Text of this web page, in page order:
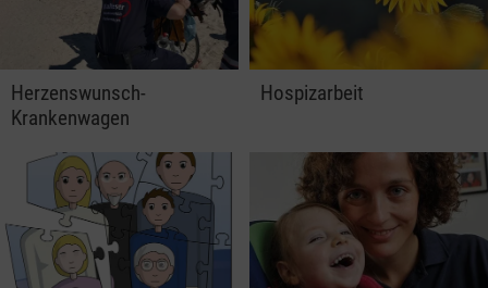
Herzenswunsch-
Krankenwagen
Hospizarbeit